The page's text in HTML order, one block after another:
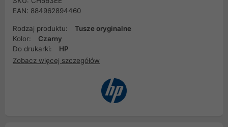
EAN: 884962894460
Rodzaj produktu:
Tusze oryginalne
Kolor:
Czarny
Do drukarki:
HP
Zobacz więcej szczegółów